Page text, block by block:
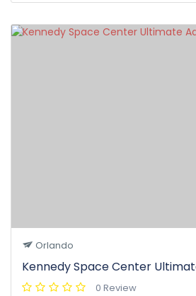
Orlando
Kennedy Space Center
0 Review